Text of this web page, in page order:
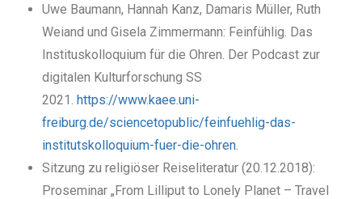
Uwe Baumann, Hannah Kanz, Damaris Müller, Ruth
Weiand und Gisela Zimmermann: Feinfühlig. Das
Instituskolloquium für die Ohren. Der Podcast zur
digitalen Kulturforschung SS
2021.https://www.kaee.uni-
freiburg.de/sciencetopublic/feinfuehlig-das-
institutskolloquium-fuer-die-ohren.
Sitzung zu religiöser Reiseliteratur (20.12.2018):
Proseminar „From Lilliput to Lonely Planet – Travel